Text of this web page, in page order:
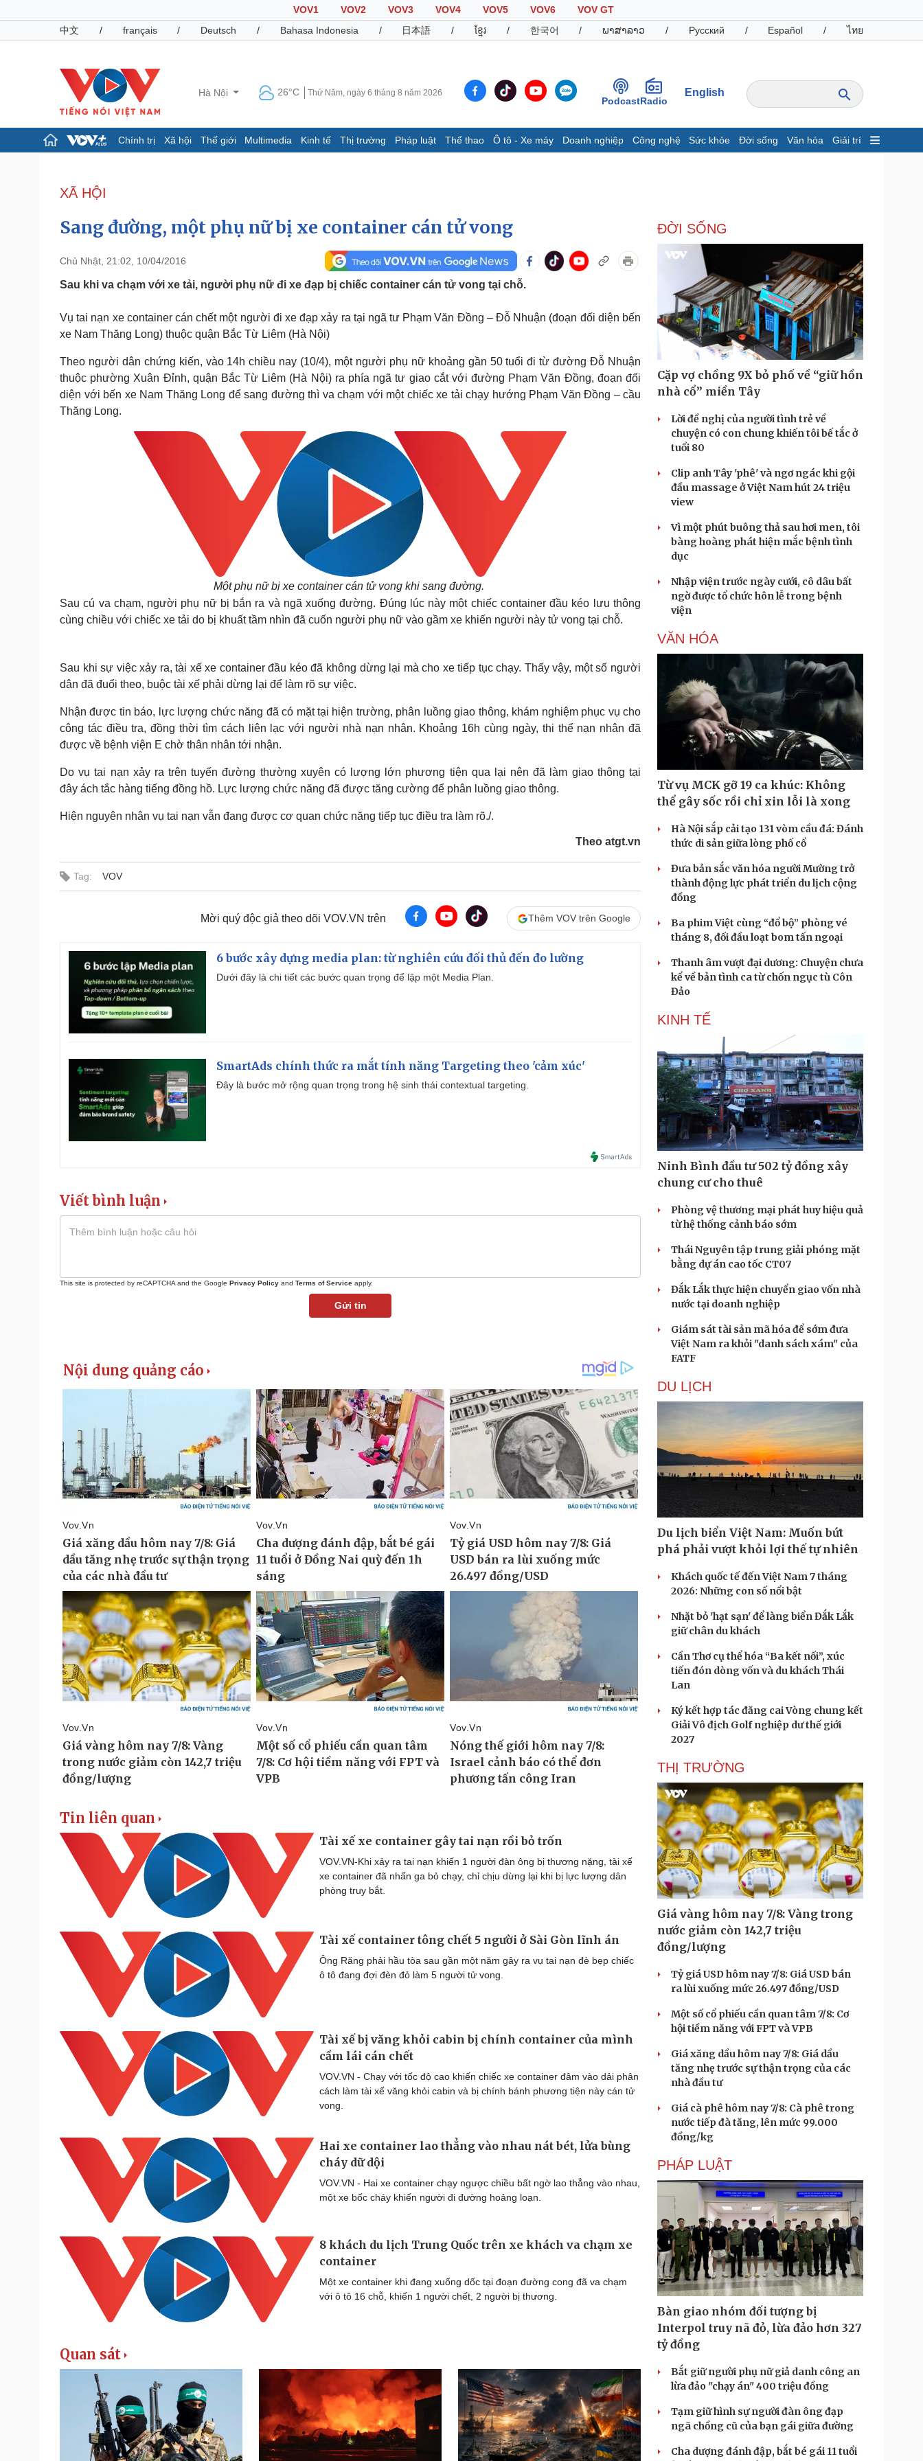
VOV1 VOV2 VOV3 VOV4 VOV5 VOV6
VOV GT
中文
/ français / Deutsch / Bahasa Indonesia / 日本語 / ខ្មែរ / 한국어 / ພາສາລາວ / Русский / Español / ไทย
Hà Nội 26°C Thứ Năm, ngày 6 tháng 8 năm 2026
PodcastRadio
English
Chính trị Xã hội Thế giới Multimedia Kinh tế Thị trường Pháp luật Thể thao Ô tô - Xe máy Doanh nghiệp Công nghệ Sức khỏe Đời sống Văn hóa Giải trí
Đảng
Tổ chức nhân sự
Nhận diện sự thật
Dấu ấn VOV
Infographic
Giá cà phê
Pháp luật
Tin nóng
Tư vấn luật
Quân sự - Quốc phòng
Việt Nam
Phân tích
Thể thao
Lịch thi đấu bóng đá
Hậu trường
Ô tô - Xe máy
Xe máy
Thông tin doanh nghiệp
Doanh nghiệp 24h
Doanh nhân
Công nghệ
Sành điệu
Tin Công nghệ
Trải nghiệm
Chuyển đổi số
Sức khỏe
Dinh dưỡng - món ngon
Cây thuốc
Đời sống
Nhà đẹp
Tình yêu - Gia đình
Văn hóa
Sân khấu - Điện ảnh
Âm nhạc
Giải trí
Nghệ sĩ
Sao Việt
Du lịch
Tư vấn
Podcast
Câu chuyện thời sự
Đọc truyện đêm khuya
Cửa sổ tình yêu
XÃ HỘI
Sang đường, một phụ nữ bị xe container cán tử vong
Chủ Nhật, 21:02, 10/04/2016
Sau khi va chạm với xe tải, người phụ nữ đi xe đạp bị chiếc container cán tử vong tại chỗ.
Vụ tai nạn xe container cán chết một người đi xe đạp xảy ra tại ngã tư Phạm Văn Đồng – Đỗ Nhuận (đoạn đối diện bến
xe Nam Thăng Long) thuộc quận Bắc Từ Liêm (Hà Nội)
Theo người dân chứng kiến, vào 14h chiều nay (10/4), một người phụ nữ khoảng gần 50 tuổi đi từ đường Đỗ Nhuận
thuộc phường Xuân Đỉnh, quận Bắc Từ Liêm (Hà Nội) ra phía ngã tư giao cắt với đường Phạm Văn Đồng, đoạn đối
diện với bến xe Nam Thăng Long để sang đường thì va chạm với một chiếc xe tải chạy hướng Phạm Văn Đồng – cầu
Thăng Long.
Một phụ nữ bị xe container cán tử vong khi sang đường.
Sau cú va chạm, người phụ nữ bị bắn ra và ngã xuống đường. Đúng lúc này một chiếc container đầu kéo lưu thông
cùng chiều với chiếc xe tải do bị khuất tầm nhìn đã cuốn người phụ nữ vào gầm xe khiến người này tử vong tại chỗ.
Sau khi sự việc xảy ra, tài xế xe container đầu kéo đã không dừng lại mà cho xe tiếp tục chạy. Thấy vậy, một số người
dân đã đuổi theo, buộc tài xế phải dừng lại để làm rõ sự việc.
Nhận được tin báo, lực lượng chức năng đã có mặt tại hiện trường, phân luồng giao thông, khám nghiệm phục vụ cho
công tác điều tra, đồng thời tìm cách liên lạc với người nhà nạn nhân. Khoảng 16h cùng ngày, thi thể nạn nhân đã
được về bệnh viện E chờ thân nhân tới nhận.
Do vụ tai nạn xảy ra trên tuyến đường thường xuyên có lượng lớn phương tiện qua lại nên đã làm giao thông tại
đây ách tắc hàng tiếng đồng hồ. Lực lượng chức năng đã được tăng cường để phân luồng giao thông.
Hiện nguyên nhân vụ tai nạn vẫn đang được cơ quan chức năng tiếp tục điều tra làm rõ./.
Theo atgt.vn
Tag: VOV
Mời quý độc giả theo dõi VOV.VN trên Thêm VOV trên Google
6 bước xây dựng media plan: từ nghiên cứu đối thủ đến đo lường
Dưới đây là chi tiết các bước quan trọng để lập một Media Plan.
SmartAds chính thức ra mắt tính năng Targeting theo 'cảm xúc'
Đây là bước mở rộng quan trọng trong hệ sinh thái contextual targeting.
Viết bình luận
This site is protected by reCAPTCHA and the Google Privacy Policy and Terms of Service apply.
Gửi tin
Tin liên quan
Tài xế xe container gây tai nạn rồi bỏ trốn
VOV.VN-Khi xảy ra tai nạn khiến 1 người đàn ông bị thương nặng, tài xế
xe container đã nhấn ga bỏ chạy, chỉ chịu dừng lại khi bị lực lượng dân
phòng truy bắt.
Tài xế container tông chết 5 người ở Sài Gòn lĩnh án
Ông Răng phải hầu tòa sau gần một năm gây ra vụ tai nạn đè bẹp chiếc
ô tô đang đợi đèn đỏ làm 5 người tử vong.
Tài xế bị văng khỏi cabin bị chính container của mình
cầm lái cán chết
VOV.VN - Chạy với tốc độ cao khiến chiếc xe container đâm vào dải phân
cách làm tài xế văng khỏi cabin và bị chính bánh phương tiện này cán tử
vong.
Hai xe container lao thẳng vào nhau nát bét, lửa bùng
cháy dữ dội
VOV.VN - Hai xe container chạy ngược chiều bất ngờ lao thẳng vào nhau,
một xe bốc cháy khiến người đi đường hoảng loạn.
8 khách du lịch Trung Quốc trên xe khách va chạm xe
container
Một xe container khi đang xuống dốc tại đoạn đường cong đã va chạm
với ô tô 16 chỗ, khiến 1 người chết, 2 người bị thương.
Quan sát
ĐỜI SỐNG
Cặp vợ chồng 9X bỏ phố về “giữ hồn
nhà cổ” miền Tây
Lời đề nghị của người tình trẻ về
chuyện có con chung khiến tôi bế tắc ở
tuổi 80
Clip anh Tây 'phê' và ngơ ngác khi gội
đầu massage ở Việt Nam hút 24 triệu
view
Vì một phút buông thả sau hơi men, tôi
bàng hoàng phát hiện mắc bệnh tình
dục
Nhập viện trước ngày cưới, cô dâu bất
ngờ được tổ chức hôn lễ trong bệnh
viện
VĂN HÓA
Từ vụ MCK gỡ 19 ca khúc: Không
thể gây sốc rồi chỉ xin lỗi là xong
Hà Nội sắp cải tạo 131 vòm cầu đá: Đánh
thức di sản giữa lòng phố cổ
Đưa bản sắc văn hóa người Mường trở
thành động lực phát triển du lịch cộng
đồng
Ba phim Việt cùng “đổ bộ” phòng vé
tháng 8, đối đầu loạt bom tấn ngoại
Thanh âm vượt đại dương: Chuyện chưa
kể về bản tình ca từ chốn ngục tù Côn
Đảo
KINH TẾ
Ninh Bình đầu tư 502 tỷ đồng xây
chung cư cho thuê
Phòng vệ thương mại phát huy hiệu quả
từ hệ thống cảnh báo sớm
Thái Nguyên tập trung giải phóng mặt
bằng dự án cao tốc CT07
Đắk Lắk thực hiện chuyển giao vốn nhà
nước tại doanh nghiệp
Giám sát tài sản mã hóa để sớm đưa
Việt Nam ra khỏi "danh sách xám" của
FATF
DU LỊCH
Du lịch biển Việt Nam: Muốn bứt
phá phải vượt khỏi lợi thế tự nhiên
Khách quốc tế đến Việt Nam 7 tháng
2026: Những con số nổi bật
Nhặt bỏ 'hạt sạn' để làng biển Đắk Lắk
giữ chân du khách
Cần Thơ cụ thể hóa “Ba kết nối”, xúc
tiến đón dòng vốn và du khách Thái
Lan
Ký kết hợp tác đăng cai Vòng chung kết
Giải Vô địch Golf nghiệp dư thế giới
2027
THỊ TRƯỜNG
Giá vàng hôm nay 7/8: Vàng trong
nước giảm còn 142,7 triệu
đồng/lượng
Tỷ giá USD hôm nay 7/8: Giá USD bán
ra lùi xuống mức 26.497 đồng/USD
Một số cổ phiếu cần quan tâm 7/8: Cơ
hội tiềm năng với FPT và VPB
Giá xăng dầu hôm nay 7/8: Giá dầu
tăng nhẹ trước sự thận trọng của các
nhà đầu tư
Giá cà phê hôm nay 7/8: Cà phê trong
nước tiếp đà tăng, lên mức 99.000
đồng/kg
PHÁP LUẬT
Bàn giao nhóm đối tượng bị
Interpol truy nã đỏ, lừa đảo hơn 327
tỷ đồng
Bắt giữ người phụ nữ giả danh công an
lừa đảo "chạy án" 400 triệu đồng
Tạm giữ hình sự người đàn ông đạp
ngã chồng cũ của bạn gái giữa đường
Cha dượng đánh đập, bắt bé gái 11 tuổi